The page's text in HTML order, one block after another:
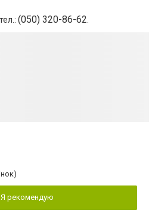
(050) 320-86-62
Я рекомендую